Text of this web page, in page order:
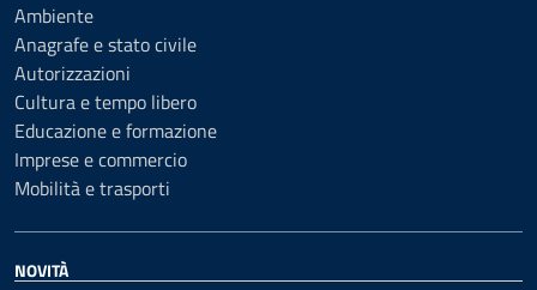
Ambiente
Anagrafe e stato civile
Autorizzazioni
Cultura e tempo libero
Educazione e formazione
Imprese e commercio
Mobilità e trasporti
NOVITÀ